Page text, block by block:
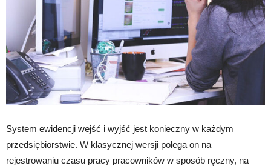
System ewidencji wejść i wyjść jest konieczny w każdym
przedsiębiorstwie. W klasycznej wersji polega on na
rejestrowaniu czasu pracy pracowników w sposób ręczny, na